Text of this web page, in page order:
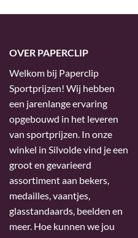
OVER PAPERCLIP
Welkom bij Paperclip
Sportprijzen! Wij hebben
een jarenlange ervaring
opgebouwd in het leveren
van sportprijzen. In onze
winkel in Silvolde vind je een
groot en gevarieerd
assortiment aan bekers,
medailles, vaantjes,
glasstandaards, beelden en
meer. Hoe kunnen we jou